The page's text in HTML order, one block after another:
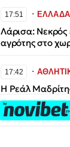
17:51 ∙ ΕΛΛΑΔΑ
Λάρισα: Νεκρός
αγρότης στο
17:42 ∙
Η Ρεάλ
«μαμούθ» με
επταετές